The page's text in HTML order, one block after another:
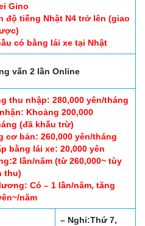
Gino
độ tiếng Nhật N4 trở lên (giao
có bằng lái xe tại Nhật
vấn 2 lần Online
thu nhập: 280,000 yên/tháng
Khoảng 200,000
(đã khấu trừ)
cơ bản: 260,000 yên/tháng
bằng lái xe: 20,000 yên
lần/năm (từ 260,000~ tùy
thu)
Có – 1 lần/năm, tăng
năm
– Nghỉ:Thứ 7,